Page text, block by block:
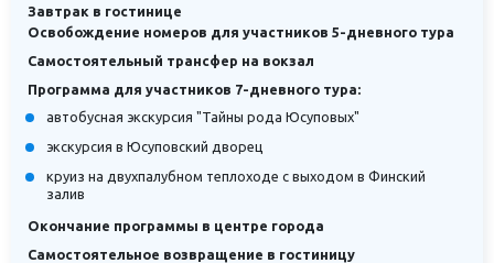
Завтрак в гостинице
Освобождение номеров для участников 5-дневного тура
Самостоятельный трансфер на вокзал
Программа для участников 7-дневного тура:
автобусная экскурсия "Тайны рода Юсуповых"
экскурсия в Юсуповский дворец
круиз на двухпалубном теплоходе с выходом в Финский
залив
Окончание программы в центре города
Самостоятельное возвращение в гостиницу